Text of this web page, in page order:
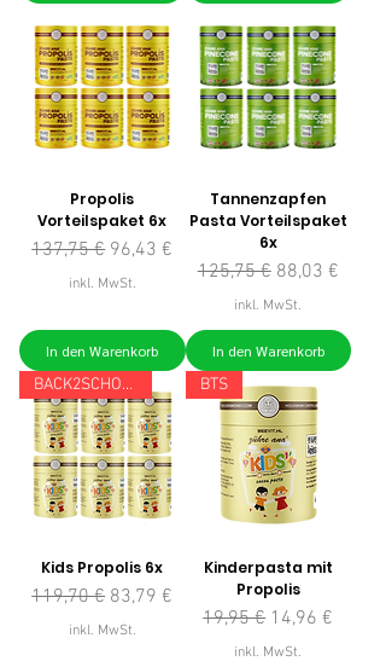
Propolis
Vorteilspaket 6x
Standardpreis
137,75 € Sale-Preis
96,43 €
inkl. MwSt.
In den Warenkorb
Tannenzapfen
Pasta Vorteilspaket
6x
Standardpreis
125,75 € Sale-Preis
88,03 €
inkl. MwSt.
In den Warenkorb
BACK2SCHOOL
Kids Propolis 6x
Standardpreis
119,70 € Sale-Preis
83,79 €
inkl. MwSt.
BTS
Kinderpasta mit
Propolis
Standardpreis
19,95 € Sale-Preis
14,96 €
inkl. MwSt.